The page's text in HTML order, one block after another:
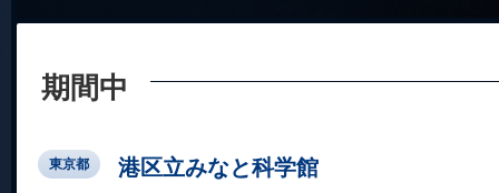
期間中
東京都 港区立みなと科学館